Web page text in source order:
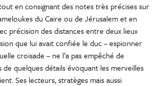
en consignant des notes très précises sur
du Caire ou de Jérusalem et en
précision des distances entre deux lieux
que lui avait confiée le duc – espionner
croisade – ne l’a pas empêché de
de quelques détails évoquant les merveilles
Ses lecteurs, stratèges mais aussi